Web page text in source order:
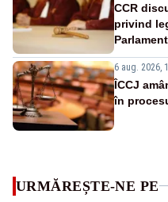
CCR
privind
Parlament
6 aug. 2026,
ÎCCJ
în
URMĂREȘTE-NE PE